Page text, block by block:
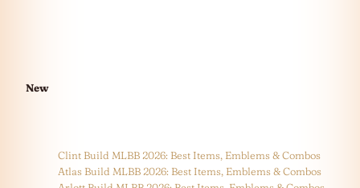
New
Clint Build MLBB 2026: Best Items, Emblems & Combos
Atlas Build MLBB 2026: Best Items, Emblems & Combos